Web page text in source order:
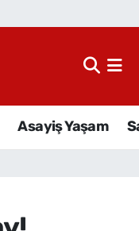
Asayiş Yaşam